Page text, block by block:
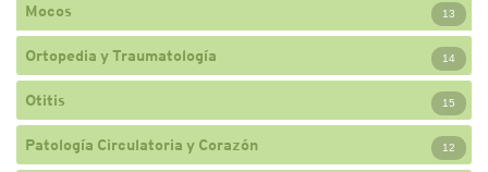
Mocos 13
Ortopedia y Traumatología 14
Otitis 15
Patología Circulatoria y Corazón 12